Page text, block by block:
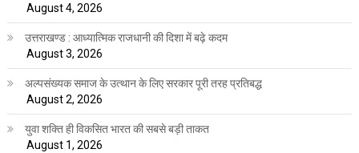
August 4, 2026
उत्तराखण्ड : आध्यात्मिक राजधानी की दिशा में बढ़े कदम
August 3, 2026
अल्पसंख्यक समाज के उत्थान के लिए सरकार पूरी तरह प्रतिबद्ध
August 2, 2026
युवा शक्ति ही विकसित भारत की सबसे बड़ी ताकत
August 1, 2026